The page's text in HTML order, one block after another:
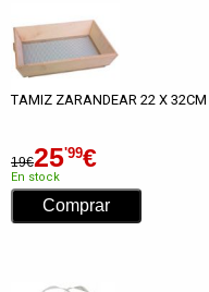
TAMIZ ZARANDEAR 22 X 32CM
19€25'99€
En stock